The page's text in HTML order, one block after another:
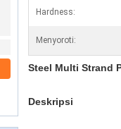
Hardness:
Menyoroti:
Steel Multi Strand
Deskripsi